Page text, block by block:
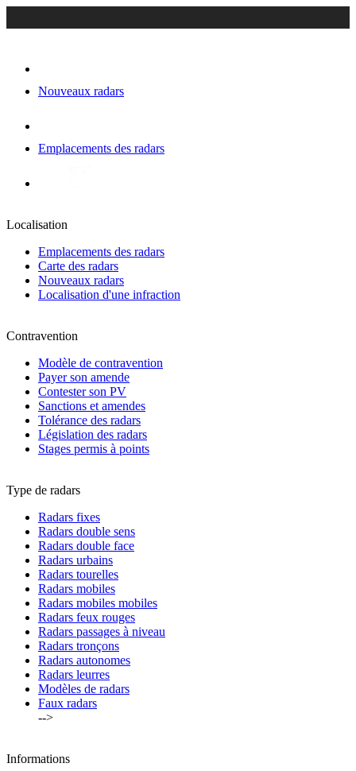
Nouveaux radars
Emplacements des radars
Localisation
Emplacements des radars
Carte des radars
Nouveaux radars
Localisation d'une infraction
Contravention
Modèle de contravention
Payer son amende
Contester son PV
Sanctions et amendes
Tolérance des radars
Législation des radars
Stages permis à points
Type de radars
Radars fixes
Radars double sens
Radars double face
Radars urbains
Radars tourelles
Radars mobiles
Radars mobiles mobiles
Radars feux rouges
Radars passages à niveau
Radars tronçons
Radars autonomes
Radars leurres
Modèles de radars
Faux radars
-->
Informations